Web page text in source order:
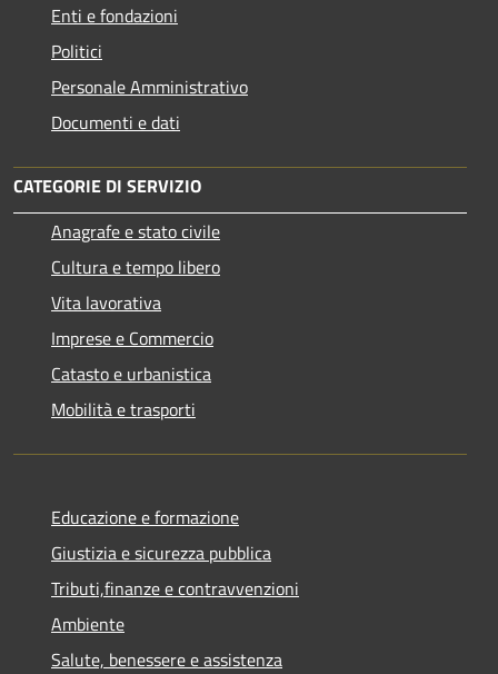
Enti e fondazioni
Politici
Personale Amministrativo
Documenti e dati
CATEGORIE DI SERVIZIO
Anagrafe e stato civile
Cultura e tempo libero
Vita lavorativa
Imprese e Commercio
Catasto e urbanistica
Mobilità e trasporti
Educazione e formazione
Giustizia e sicurezza pubblica
Tributi,finanze e contravvenzioni
Ambiente
Salute, benessere e assistenza